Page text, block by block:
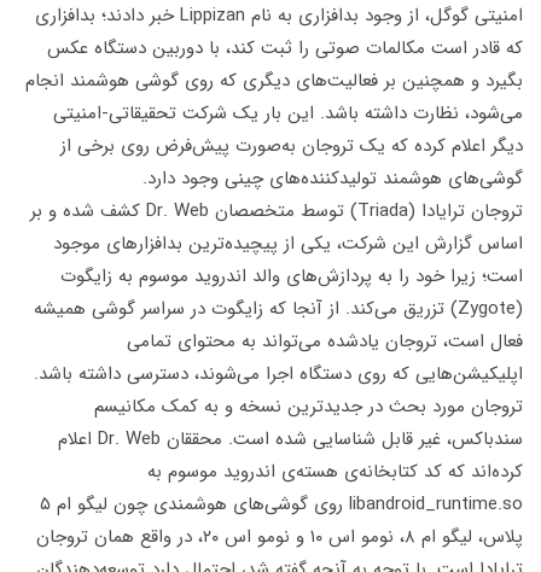
امنیتی گوگل، از وجود بدافزاری به نام Lippizan خبر دادند؛ بدافزاری
که قادر است مکالمات صوتی را ثبت کند، با دوربین دستگاه عکس
بگیرد و همچنین بر فعالیت‌های دیگری که روی گوشی‌ هوشمند انجام
می‌شود، نظارت داشته باشد. این بار یک شرکت تحقیقاتی-امنیتی
دیگر اعلام کرده که یک تروجان به‌صورت پیش‌فرض روی برخی از
گوشی‌های هوشمند تولیدکننده‌های چینی وجود دارد.
تروجان ترایادا (Triada) توسط متخصصان Dr. Web کشف شده و بر
اساس گزارش این شرکت، یکی از پیچیده‌ترین بدافزارهای موجود
است؛ زیرا خود را به پردازش‌های والد اندروید موسوم به زایگوت
(Zygote) تزریق می‌کند. از آنجا که زایگوت در سراسر گوشی همیشه
فعال است، تروجان یادشده می‌تواند به محتوای تمامی
اپلیکیشن‌هایی که روی دستگاه اجرا می‌شوند، دسترسی داشته باشد.
تروجان مورد بحث در جدیدترین نسخه‌‌ و به کمک مکانیسم
سندباکس، غیر قابل شناسایی شده است. محققان Dr. Web اعلام
کرده‌اند که کد کتابخانه‌ی هسته‌ی اندروید موسوم به
libandroid_runtime.so روی گوشی‌های هوشمندی چون لیگو ام ۵
پلاس، لیگو ام ۸، نومو اس ۱۰ و نومو اس ۲۰، در واقع همان تروجان